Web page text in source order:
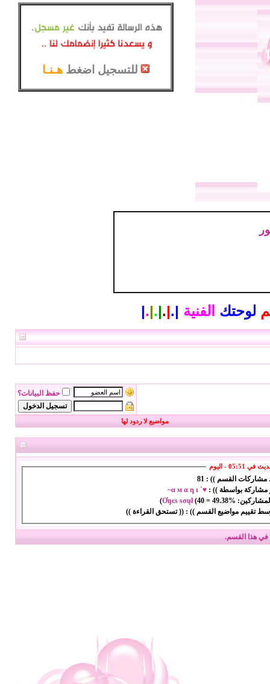
للتسجيل اضغط هـنـا
لوحتك الفنية |
.
|
.
|
.
|
.
|
حفظ البيانات؟
مواضيع لا ردود لها
05:51 - اليوم
مشاركات القسم )) : 81
مشاركة بواسطة )) : ♥` α м α η ι~
Ơŋєѕ ѕσųł(40 = 49.38%
)
تقييم مواضيع القسم )) : (( تستحق القراءة ))
هذا القسم.